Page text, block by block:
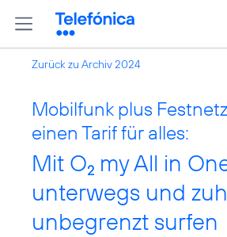
Zurück zu Archiv 2024
Mobilfunk plus
einen Tarif für alles:
Mit O2 my All in
unterwegs und
unbegrenzt surfen